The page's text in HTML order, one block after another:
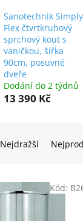
Sanotechnik Simply
Flex čtvrtkruhový
sprchový kout s
vaničkou, šířka
90cm, posuvné
dveře
Dodání do 2 týdnů
13 390 Kč
Nejdražší
Kód: